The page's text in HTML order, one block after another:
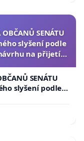
SENÁTU
slyšení podle
na přijetí
SENÁTU
slyšení podle §
na přijetí